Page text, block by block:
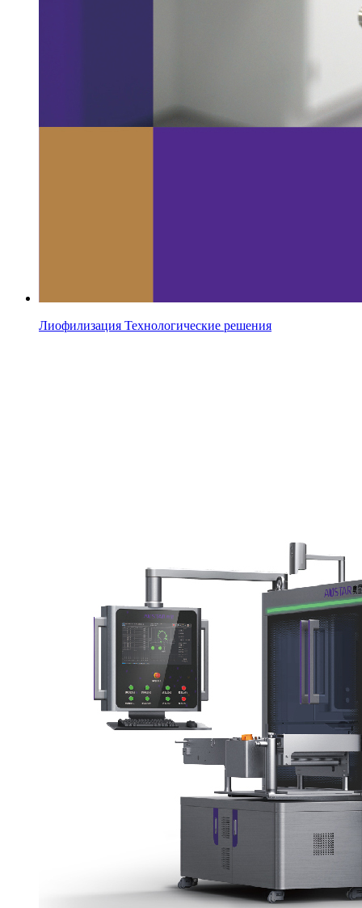
Лиофилизация Технологические решения